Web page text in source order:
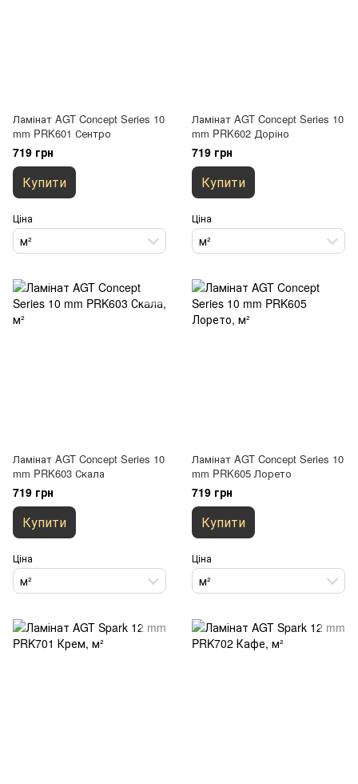
Ламінат AGT Concept Series 10
mm PRK601 Сентро
719 грн
Купити
Ціна
м²
Ламінат AGT Concept Series 10
mm PRK602 Доріно
719 грн
Купити
Ціна
м²
Ламінат AGT Concept Series 10
mm PRK603 Скала
719 грн
Купити
Ціна
м²
Ламінат AGT Concept Series 10
mm PRK605 Лорето
719 грн
Купити
Ціна
м²